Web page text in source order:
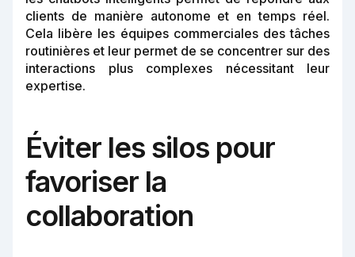
clients de manière autonome et en temps réel.
Cela libère les équipes commerciales des tâches
routinières et leur permet de se concentrer sur des
interactions plus complexes nécessitant leur
expertise.
Éviter les silos pour
favoriser la
collaboration